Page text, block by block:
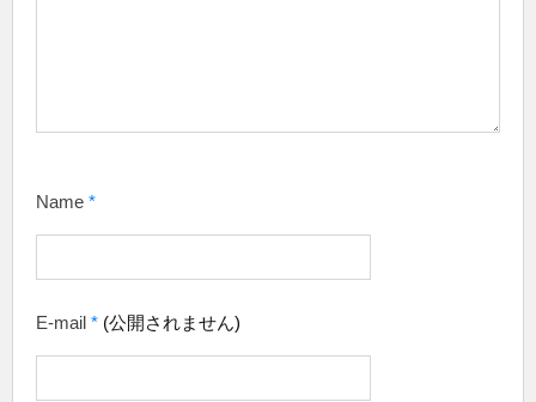
Name *
E-mail * (公開されません)